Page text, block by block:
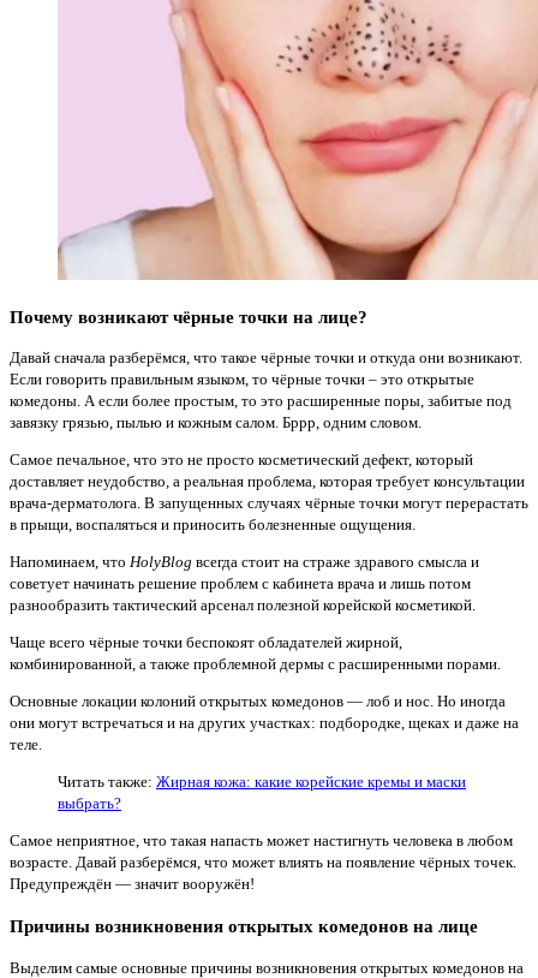
Почему возникают чёрные точки на лице?
Давай сначала разберёмся, что такое чёрные точки и откуда они возникают.
Если говорить правильным языком, то чёрные точки – это открытые
комедоны. А если более простым, то это расширенные поры, забитые под
завязку грязью, пылью и кожным салом. Бррр, одним словом.
Самое печальное, что это не просто косметический дефект, который
доставляет неудобство, а реальная проблема, которая требует консультации
врача-дерматолога. В запущенных случаях чёрные точки могут перерастать
в прыщи, воспаляться и приносить болезненные ощущения.
Напоминаем, что HolyBlog всегда стоит на страже здравого смысла и
советует начинать решение проблем с кабинета врача и лишь потом
разнообразить тактический арсенал полезной корейской косметикой.
Чаще всего чёрные точки беспокоят обладателей жирной,
комбинированной, а также проблемной дермы с расширенными порами.
Основные локации колоний открытых комедонов — лоб и нос. Но иногда
они могут встречаться и на других участках: подбородке, щеках и даже на
теле.
Читать также: Жирная кожа: какие корейские кремы и маски
выбрать?
Самое неприятное, что такая напасть может настигнуть человека в любом
возрасте. Давай разберёмся, что может влиять на появление чёрных точек.
Предупреждён — значит вооружён!
Причины возникновения открытых комедонов на лице
Выделим самые основные причины возникновения открытых комедонов на